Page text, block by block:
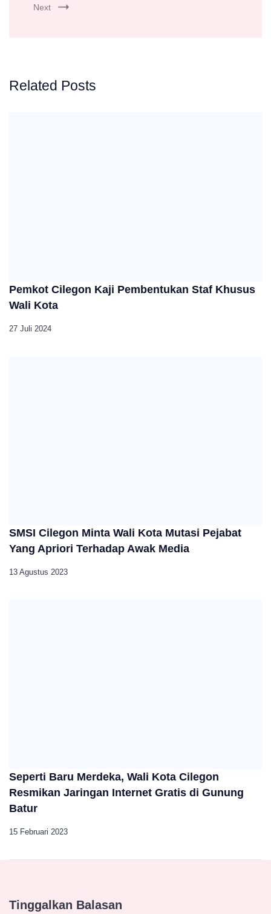
Next
Related Posts
Pemkot Cilegon Kaji Pembentukan Staf Khusus
Wali Kota
27 Juli 2024
SMSI Cilegon Minta Wali Kota Mutasi Pejabat
Yang Apriori Terhadap Awak Media
13 Agustus 2023
Seperti Baru Merdeka, Wali Kota Cilegon
Resmikan Jaringan Internet Gratis di Gunung
Batur
15 Februari 2023
Tinggalkan Balasan